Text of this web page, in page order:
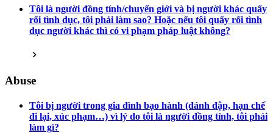
Tôi là người đồng tính/chuyển giới và bị người khác quấy
rối tình dục, tôi phải làm sao? Hoặc nếu tôi quấy rối tình
dục người khác thì có vi phạm pháp luật không?
Abuse
Tôi bị người trong gia đình bạo hành (đánh đập, hạn chế
đi lại, xúc phạm…) vì lý do tôi là người đồng tính, tôi phải
làm gì?